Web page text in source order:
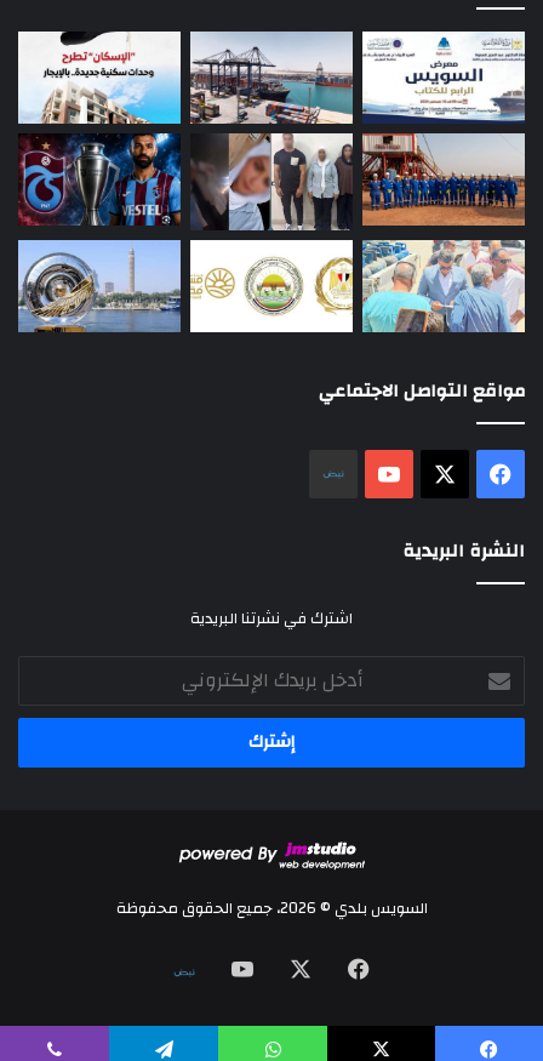
مواقع التواصل الاجتماعي
فيسبوك ‫YouTube
النشرة البريدية
اشترك في نشرتنا البريدية
أدخل
بريدك
الإلكتروني
السويس بلدي © 2026، جميع الحقوق محفوظة
فيسبوك ‫YouTube